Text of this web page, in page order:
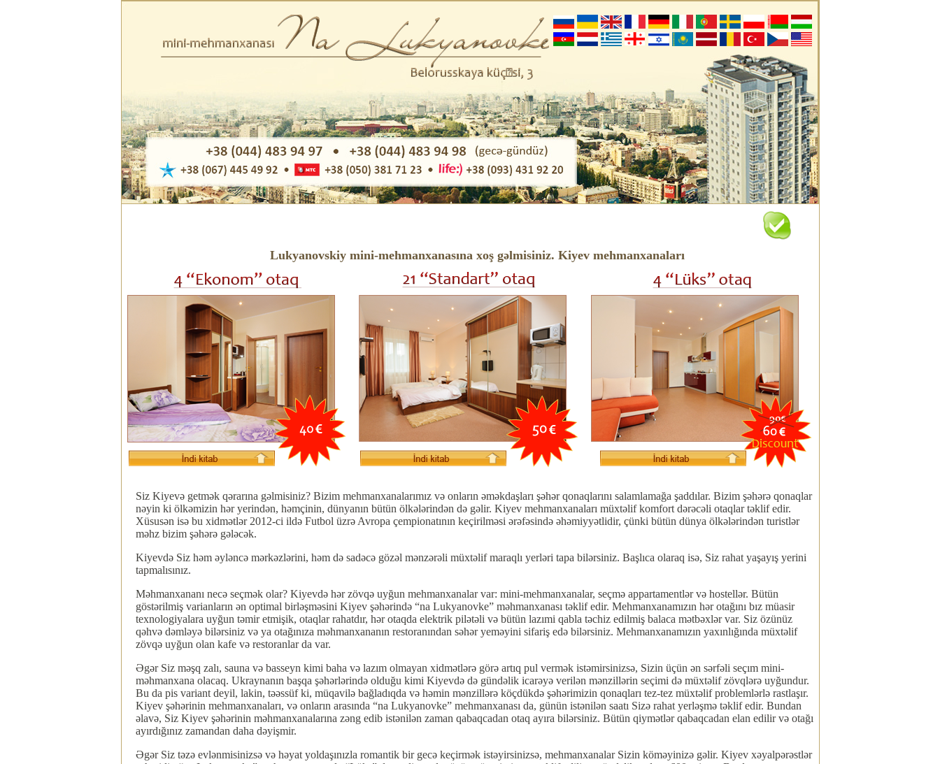
Lukyanovskiy mini-mehmanxanasına xoş gəlmisiniz. Kiyev mehmanxanaları
Siz Kiyevə getmək qərarına gəlmisiniz? Bizim mehmanxanalarımız və onların əməkdaşları şəhər qonaqlarını salamlamağa şaddılar. Bizim şəhərə qonaqlar
nəyin ki ölkəmizin hər yerindən, həmçinin, dünyanın bütün ölkələrindən də gəlir. Kiyev mehmanxanaları müxtəlif komfort dərəcəli otaqlar təklif edir.
Xüsusən isə bu xidmətlər 2012-ci ildə Futbol üzrə Avropa çempionatının keçirilməsi ərəfəsində əhəmiyyətlidir, çünki bütün dünya ölkələrindən turistlər
məhz bizim şəhərə gələcək.
Kiyevdə Siz həm əyləncə mərkəzlərini, həm də sadəcə gözəl mənzərəli müxtəlif maraqlı yerləri tapa bilərsiniz. Başlıca olaraq isə, Siz rahat yaşayış yerini
tapmalısınız.
Məhmanxananı necə seçmək olar? Kiyevdə hər zövqə uyğun mehmanxanalar var: mini-mehmanxanalar, seçmə appartamentlər və hostellər. Bütün
göstərilmiş varianların ən optimal birləşməsini Kiyev şəhərində “na Lukyanovke” məhmanxanası təklif edir. Mehmanxanamızın hər otağını bız müasir
texnologiyalara uyğun təmir etmişik, otaqlar rahatdır, hər otaqda elektrik pilətəli və bütün lazımi qabla təchiz edilmiş balaca mətbəxlər var. Siz özünüz
qəhvə dəmləyə bilərsiniz və ya otağınıza məhmanxananın restoranından səhər yeməyini sifariş edə bilərsiniz. Mehmanxanamızın yaxınlığında müxtəlif
zövqə uyğun olan kafe və restoranlar da var.
Əgər Siz məşq zalı, sauna və basseyn kimi baha və lazım olmayan xidmətlərə görə artıq pul vermək istəmirsinizsə, Sizin üçün ən sərfəli seçım mini-
məhmanxana olacaq. Ukraynanın başqa şəhərlərində olduğu kimi Kiyevdə də gündəlik icarəyə verilən mənzillərin seçimi də müxtəlif zövqlərə uyğundur.
Bu da pis variant deyil, lakin, təəssüf ki, müqavilə bağladıqda və həmin mənzillərə köçdükdə şəhərimizin qonaqları tez-tez müxtəlif problemlərlə rastlaşır.
Kiyev şəhərinin mehmanxanaları, və onların arasında “na Lukyanovke” mehmanxanası da, günün istənilən saatı Sizə rahat yerləşmə təklif edir. Bundan
əlavə, Siz Kiyev şəhərinin məhmanxanalarına zəng edib istənilən zaman qabaqcadan otaq ayıra bilərsiniz. Bütün qiymətlər qabaqcadan elan edilir və otağı
ayırdığınız zamandan daha dəyişmir.
Əgər Siz təzə evlənmisinizsə və həyat yoldaşınızla romantik bir gecə keçirmək istəyirsinizsə, mehmanxanalar Sizin köməyinizə gəlir. Kiyev xəyalpərəstlər